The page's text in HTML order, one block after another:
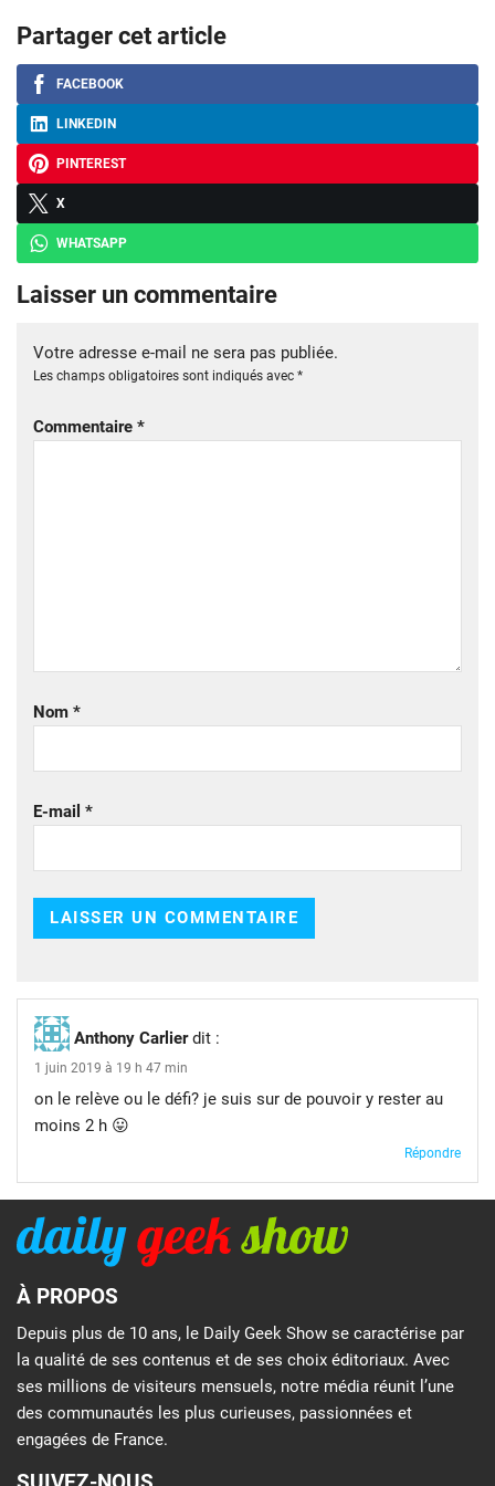
Partager cet article
FACEBOOK
LINKEDIN
PINTEREST
X
WHATSAPP
Laisser un commentaire
Votre adresse e-mail ne sera pas publiée.
Les champs obligatoires sont indiqués avec *
Commentaire *
Nom *
E-mail *
Anthony Carlier dit :
1 juin 2019 à 19 h 47 min
on le relève ou le défi? je suis sur de pouvoir y rester au
moins 2 h 😛
Répondre
À PROPOS
Depuis plus de 10 ans, le Daily Geek Show se caractérise par
la qualité de ses contenus et de ses choix éditoriaux. Avec
ses millions de visiteurs mensuels, notre média réunit l’une
des communautés les plus curieuses, passionnées et
engagées de France.